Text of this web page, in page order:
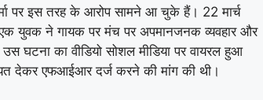
पर इस तरह के आरोप सामने आ चुके हैं। 22 मार्च
एक युवक ने गायक पर मंच पर अपमानजनक व्यवहार और
घटना का वीडियो सोशल मीडिया पर वायरल हुआ
देकर एफआईआर दर्ज करने की मांग की थी।
Women
v
Women
need 25 runs in 15 balls
SKM Salem
v
Vida Kovai
SKM Salem Spartans need